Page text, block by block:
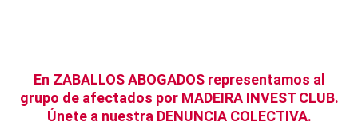
En ZABALLOS ABOGADOS representamos al
grupo de afectados por MADEIRA INVEST CLUB.
Únete a nuestra DENUNCIA COLECTIVA.